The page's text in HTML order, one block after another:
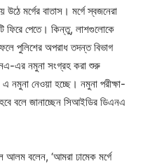
মর্গের বাতাস। মর্গে স্বজনেরা
ফিরে পেতে। কিন্তু, লাশগুলোকে
পুলিশের অপরাধ তদন্ত বিভাগ
এর নমুনা সংগ্রহ করা শুরু
নমুনা নেওয়া হচ্ছে। নমুনা পরীক্ষা-
বলে জানাচ্ছেন সিআইডির ডিএনএ
আলম বলেন, ‘আমরা ঢামেক মর্গে